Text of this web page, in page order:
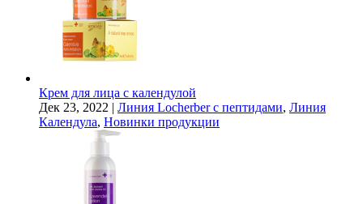
Крем для лица с календулой
Дек 23, 2022 | Линия Locherber с пептидами, Линия
Календула, Новинки продукции